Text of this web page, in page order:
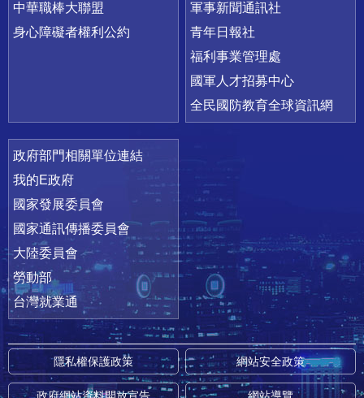
中華職棒大聯盟
身心障礙者權利公約
軍事新聞通訊社
青年日報社
福利事業管理處
國軍人才招募中心
全民國防教育全球資訊網
政府部門相關單位連結
我的E政府
國家發展委員會
國家通訊傳播委員會
大陸委員會
勞動部
台灣就業通
隱私權保護政策 網站安全政策